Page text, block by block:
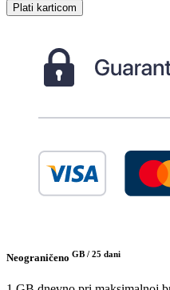
Plati karticom
Neograničeno GB / 25 dani